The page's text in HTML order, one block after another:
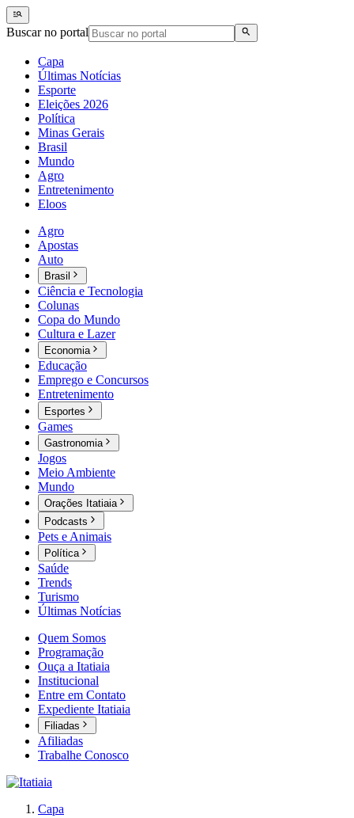
Buscar no portal
Capa
Últimas Notícias
Esporte
Eleições 2026
Política
Minas Gerais
Brasil
Mundo
Agro
Entretenimento
Eloos
Agro
Apostas
Auto
Brasil
Ciência e Tecnologia
Colunas
Copa do Mundo
Cultura e Lazer
Economia
Educação
Emprego e Concursos
Entretenimento
Esportes
Games
Gastronomia
Jogos
Meio Ambiente
Mundo
Orações Itatiaia
Podcasts
Pets e Animais
Política
Saúde
Trends
Turismo
Últimas Notícias
Quem Somos
Programação
Ouça a Itatiaia
Institucional
Entre em Contato
Expediente Itatiaia
Filiadas
Afiliadas
Trabalhe Conosco
Capa